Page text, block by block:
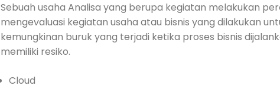
Sebuah usaha Analisa yang berupa kegiatan melakukan
mengevaluasi kegiatan usaha atau bisnis yang dilakukan
kemungkinan buruk yang terjadi ketika proses bisnis
memiliki resiko.
Cloud